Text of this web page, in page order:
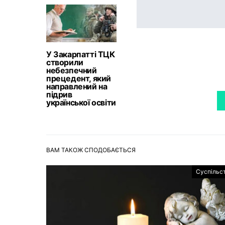
У Закарпатті ТЦК
створили
небезпечний
прецедент, який
направлений на
підрив
української освіти
ВАМ ТАКОЖ СПОДОБАЄТЬСЯ